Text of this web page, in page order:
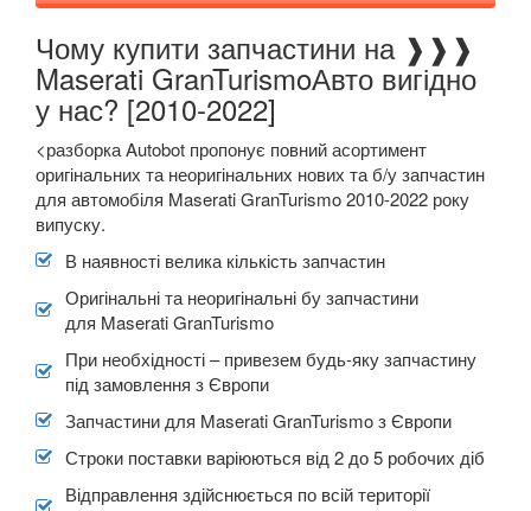
keyboard_arrow_down
SEAT keyboard_arrow_down
SMART keyboard_arrow_down
SUBARU
TESLA
TOYOTA
VOLKSWAGEN
VOLVO
attach_file Прикріпити файл
Чому купити запчастини на ❱❱❱
Maserati GranTurismoАвто вигідно
у нас? [2010-2022]
<разборка Autobot пропонує повний асортимент
оригінальних та неоригінальних нових та б/у запчастин
для автомобіля Maserati GranTurismo 2010-2022 року
випуску.
В наявності велика кількість запчастин
Оригінальні та неоригінальні бу запчастини
для Maserati GranTurismo
При необхідності – привезем будь-яку запчастину
під замовлення з Європи
Запчастини для Maserati GranTurismo з Європи
Строки поставки варіюються від 2 до 5 робочих діб
Відправлення здійснюється по всій території